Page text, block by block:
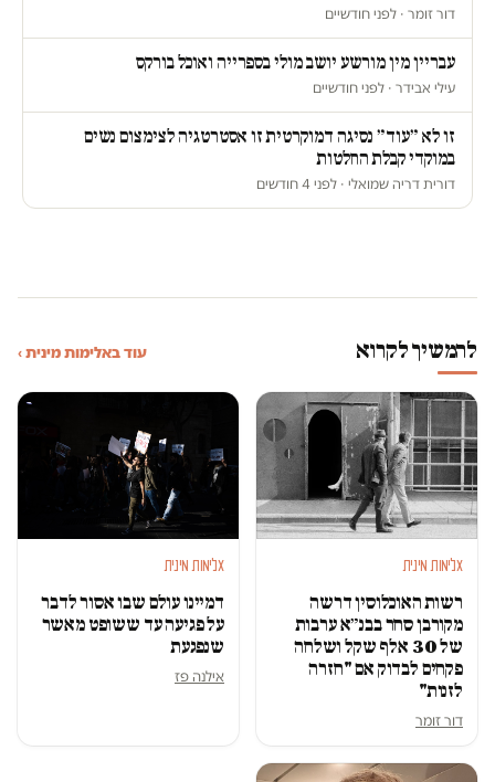
דור זומר · לפני חודשיים
עבריין מין מורשע יושב מולי בספרייה ואוכל בורקס
עילי אבידר · לפני חודשיים
זו לא ״עוד״ נסיגה דמוקרטית זו אסטרטגיה לצימצום נשים
במוקדי קבלת החלטות
דורית דריה שמואלי · לפני 4 חודשים
להמשיך לקרוא עוד באלימות מינית ›
אלימות מינית
רשות האוכלוסין דרשה
מקורבן סחר בבנ״א ערבות
של 30 אלף שקל ושלחה
פקחים לבדוק אם "חזרה
לזנות"
דור זומר
אלימות מינית
דמיינו עולם שבו אסור לדבר
על פגיעה עד ששופט מאשר
שנפגעת
אילנה פז